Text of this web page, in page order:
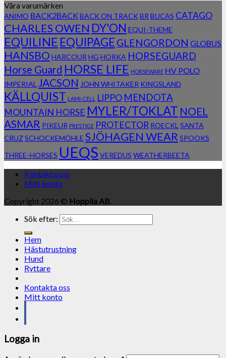
Våra varumärken
ANIMO BACK2BACKBACK ON TRACK BR BUCAS CATAGO
CHARLES OWEN DY'ON EQUI-THEME
EQUILINE EQUIPAGE GLENGORDON GLOBUS
HANSBO HARCOUR HG HORKA HORSEGUARD
Horse Guard HORSE LIFE HORSEWARE HV POLO
IMPERIAL JACSON JOHN WHITAKER KINGSLAND
KÄLLQUIST LAMI-CELL LIPPO MENDOTA
MOUNTAIN HORSE MYLER/TOKLAT NOEL
ASMAR PIKEUR PRESTIGE PROTECTOR ROECKL SANTA
CRUZSCHOCKEMÖHLE SJÖHAGEN WEAR SPOOKS
THREE-HORSES UEQS VEREDUS WEATHERBEETA
Kontakta oss
Mitt konto
Copyright 2026 © Hopplia AB.
Sök efter:
Hem
Hästutrustning
Hund
Ryttare
Kontakta oss
Mitt konto
Logga in